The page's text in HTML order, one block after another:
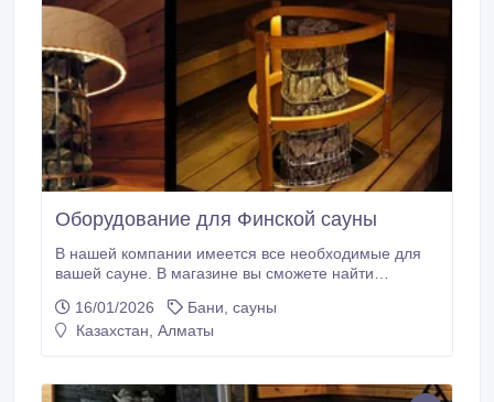
Оборудование для Финской сауны
В нашей компании имеется все необходимые для
вашей сауне. В магазине вы сможете найти
электрических печей Harvia, пульты дистанционного
управления, камни для электрических печей. Вам
специалисты с вами свяжутся и ответят на все ваши
16/01/2026
Бани, сауны
Казахстан, Алматы